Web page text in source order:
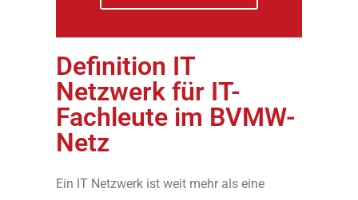
Definition IT
Netzwerk für IT-
Fachleute im BVMW-
Netz
Ein IT Netzwerk ist weit mehr als eine